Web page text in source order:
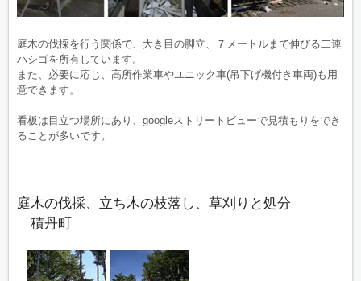
庭木の伐採を行う関係で、大き目の脚立、７メートルまで伸びる二連
ハシゴを所有しています。
また、必要に応じ、高所作業車やユニック車(吊下げ機付き車両)も用
意できます。
看板は目立つ場所にあり、googleストリートビューで見積もりをでき
ることが多いです。
庭木の伐採、立ち木の枝落し、草刈りと処分
積丹町